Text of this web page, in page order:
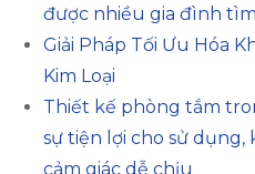
được nhiều gia đình
Giải Pháp Tối Ưu Hóa
Kim Loại
Thiết kế phòng tắm
sự tiện lợi cho sử
cảm giác dễ chịu